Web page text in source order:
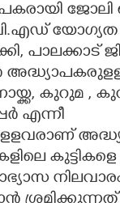
പാലക്കാട്
കുറുമ ,
എന്നീ
കുട്ടികളെ